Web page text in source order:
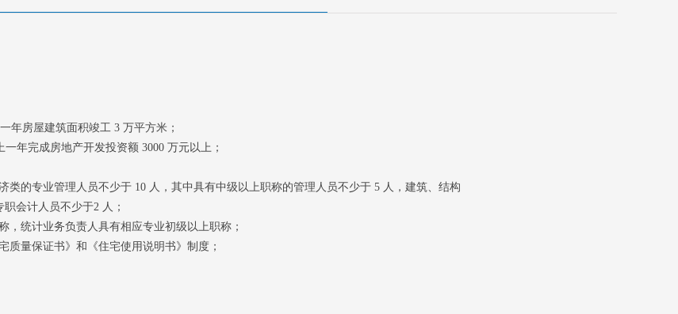
年房屋建筑面积竣工 3 万平方米；
一年完成房地产开发投资额 3000 万元以上；
类的专业管理人 员不少于 10人，其中具有中级以上职称的管理人员不少于 5人，建筑、结构
会计人员不少于2 人；
，统计业务负责人具有相应专业初级以上职称；
质量保证书》和《住宅使用说明书》制度；